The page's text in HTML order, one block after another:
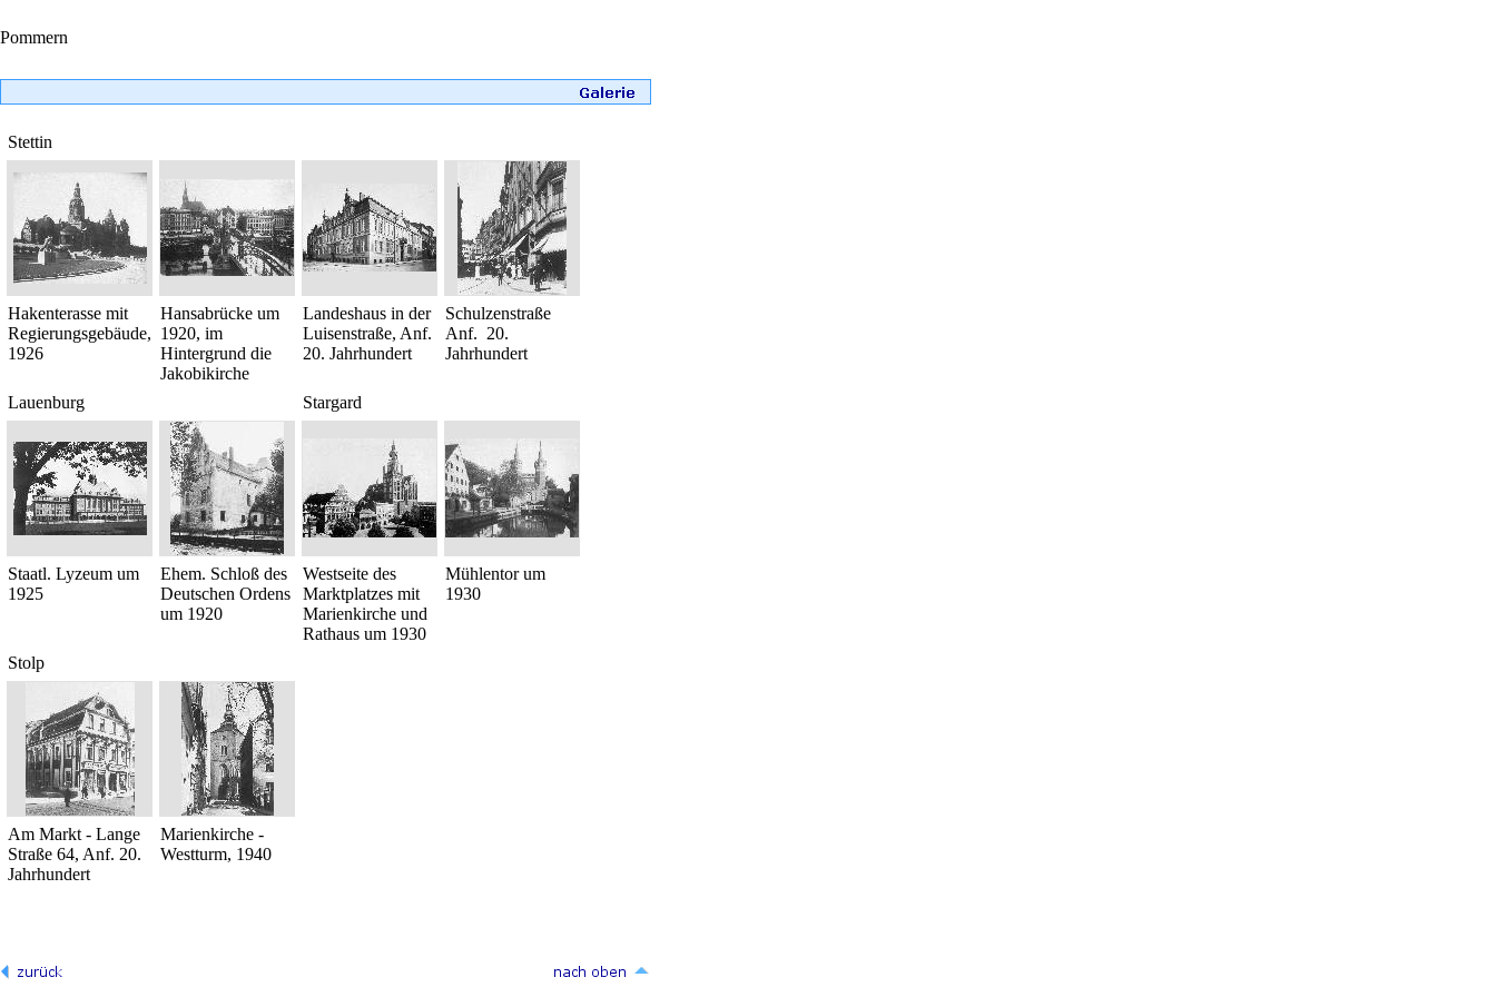
Pommern
Stettin
Hakenterasse mit
Regierungsgebäude,
1926
Hansabrücke um
1920, im
Hintergrund die
Jakobikirche
Landeshaus in der
Luisenstraße, Anf.
20. Jahrhundert
Schulzenstraße
Anf. 20.
Jahrhundert
Lauenburg Stargard
Staatl. Lyzeum um
1925
Ehem. Schloß des
Deutschen Ordens
um 1920
Westseite des
Marktplatzes mit
Marienkirche und
Rathaus um 1930
Mühlentor um
1930
Stolp
Am Markt - Lange
Straße 64, Anf. 20.
Jahrhundert
Marienkirche -
Westturm, 1940